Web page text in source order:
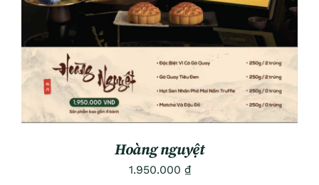
Hoàng nguyệt
1.950.000 ₫